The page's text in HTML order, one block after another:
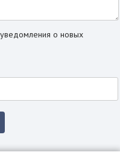
о новых